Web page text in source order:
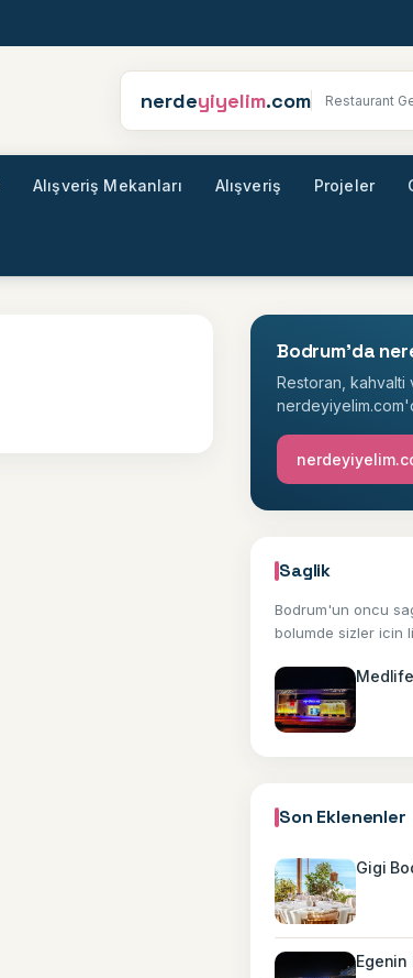
nerdeyiyelim.com Restaurant
Alışveriş Mekanları Alışveriş Projeler
Bodrum'da
Restoran, kahvalti
Saglik
Bodrum'un oncu
bolumde sizler icin
Son Eklenenler
Gigi
Egenin